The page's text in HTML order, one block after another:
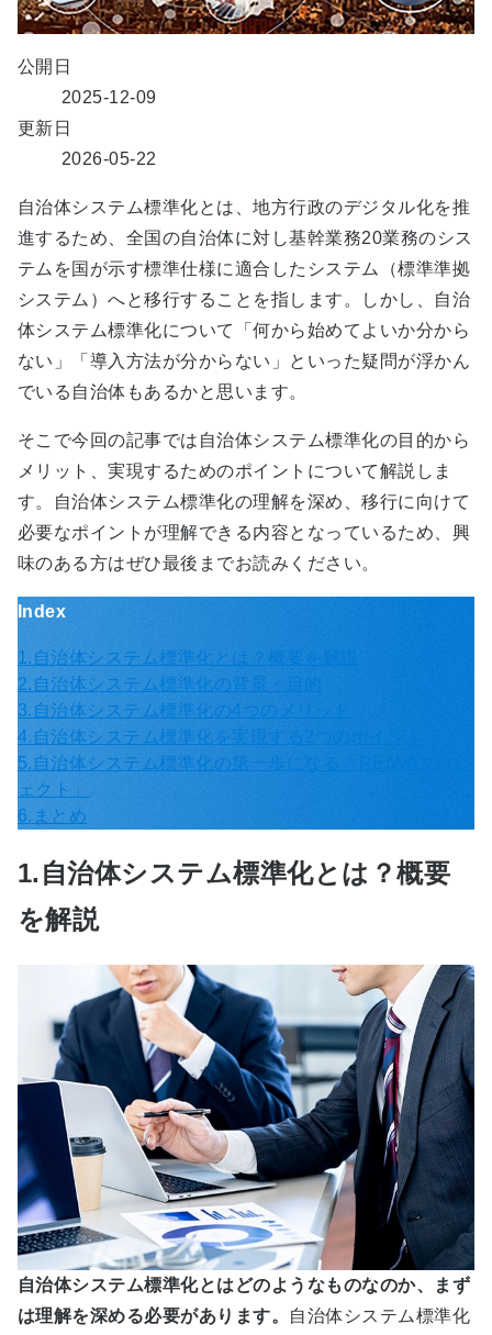
公開日
2025-12-09
更新日
2026-05-22
自治体システム標準化とは、地方行政のデジタル化を推
進するため、全国の自治体に対し基幹業務20業務のシス
テムを国が示す標準仕様に適合したシステム（標準準拠
システム）へと移行することを指します。しかし、自治
体システム標準化について「何から始めてよいか分から
ない」「導入方法が分からない」といった疑問が浮かん
でいる自治体もあるかと思います。
そこで今回の記事では自治体システム標準化の目的から
メリット、実現するためのポイントについて解説しま
す。自治体システム標準化の理解を深め、移行に向けて
必要なポイントが理解できる内容となっているため、興
味のある方はぜひ最後までお読みください。
Index
1.自治体システム標準化とは？概要を解説
2.自治体システム標準化の背景・目的
3.自治体システム標準化の4つのメリット
4.自治体システム標準化を実現する2つのポイント
5.自治体システム標準化の第一歩になる「REIWAプロジ
ェクト」
6.まとめ
1.自治体システム標準化とは？概要
を解説
自治体システム標準化とはどのようなものなのか、まず
は理解を深める必要があります。
自治体システム標準化